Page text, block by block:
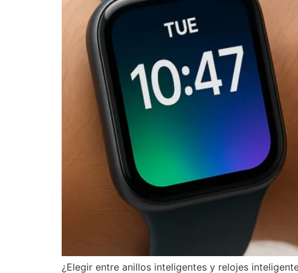
¿Elegir entre anillos inteligentes y relojes